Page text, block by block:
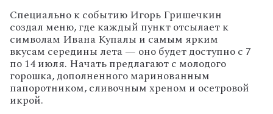
СпециальноксобытиюИгорьГришечкин
создал меню,где каждый пунктотсылаетк
символам ИванаКупалы и самым ярким
вкусам серединылета— онобудетдоступнос 7
по14июля. Начатьпредлагаютс молодого
горошка,дополненногомаринованным
папоротником,сливочнымхреном и осетровой
икрой.